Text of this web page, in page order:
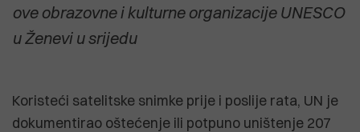
ove obrazovne i kulturne organizacije UNESCO
u Ženevi u srijedu
Koristeći satelitske snimke prije i poslije rata, UN je
dokumentirao oštećenje ili potpuno uništenje 207